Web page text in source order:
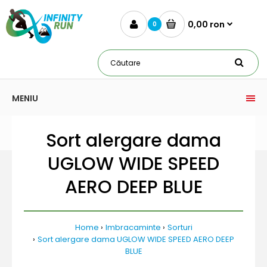
0 0,00 ron
MENIU
Sort alergare dama
UGLOW WIDE SPEED
AERO DEEP BLUE
Home Imbracaminte
Sorturi
Sort alergare dama UGLOW WIDE SPEED AERO DEEP
BLUE